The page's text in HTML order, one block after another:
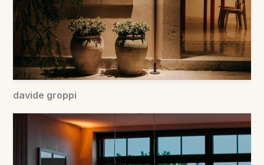
davide groppi